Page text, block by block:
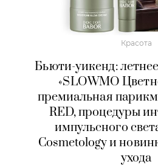
Красота
Бьюти-уикенд:
«SLOWMO
премиальная
RED, процедуры
импульсного
Cosmetology и
ухода